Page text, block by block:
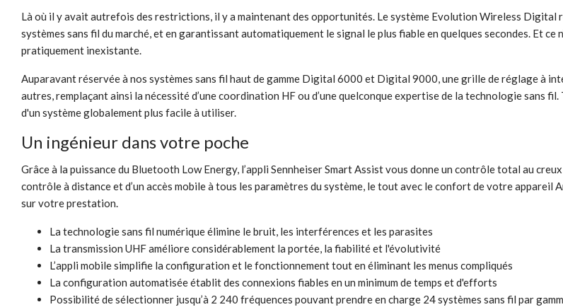
Là où il y avait autrefois des restrictions, il y a maintenant des opportunités. Le système Evolution Wireless Digital
systèmes sans fil du marché, et en garantissant automatiquement le signal le plus fiable en quelques secondes. Et
pratiquement inexistante.
Auparavant réservée à nos systèmes sans fil haut de gamme Digital 6000 et Digital 9000, une grille de réglage à
autres, remplaçant ainsi la nécessité d’une coordination HF ou d’une quelconque expertise de la technologie sans
d'un système globalement plus facile à utiliser.
Un ingénieur dans votre poche
Grâce à la puissance du Bluetooth Low Energy, l’appli Sennheiser Smart Assist vous donne un contrôle total au
contrôle à distance et d’un accès mobile à tous les paramètres du système, le tout avec le confort de votre appareil
sur votre prestation.
La technologie sans fil numérique élimine le bruit, les interférences et les parasites
La transmission UHF améliore considérablement la portée, la fiabilité et l'évolutivité
L’appli mobile simplifie la configuration et le fonctionnement tout en éliminant les menus compliqués
La configuration automatisée établit des connexions fiables en un minimum de temps et d'efforts
Possibilité de sélectionner jusqu’à 2 240 fréquences pouvant prendre en charge 24 systèmes sans fil par